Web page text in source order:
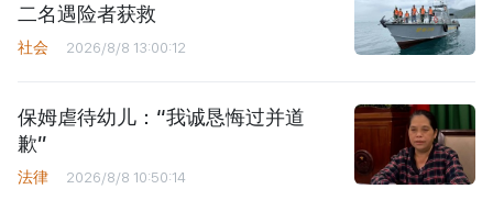
二名遇险者获救
社会 2026/8/8 13:00:12
保姆虐待幼儿：“我诚恳悔过并道
歉”
法律 2026/8/8 10:50:14